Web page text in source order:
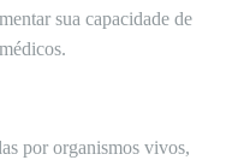
sua capacidade de
por organismos vivos,